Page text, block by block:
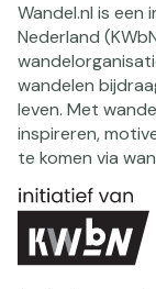
Wandel.nl is een
Nederland
wandelen
leven. Met
inspireren,
te komen via